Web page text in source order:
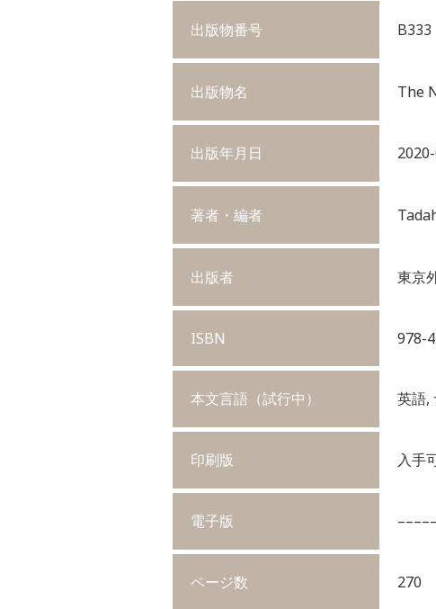
出版物番号 B333
出版物名 The
出版年月日
著者・編者
出版者 東京
ISBN 978-
本文言語（試行中） 英語,
印刷版 入手
電子版
ページ数 270